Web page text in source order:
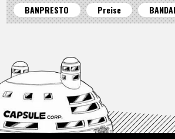
BANPRESTO
Preise